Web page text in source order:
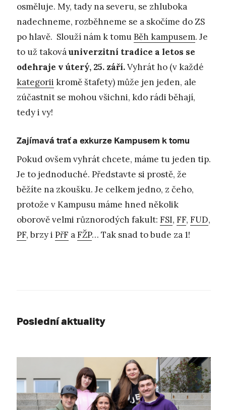
osměluje. My, tady na severu, se zhluboka
nadechneme, rozběhneme se a skočíme do ZS
po hlavě. Slouží nám k tomuBěh kampusem. Je
to už takováuniverzitní tradice a letos se
odehraje v úterý, 25. září.Vyhrát ho (v každé
kategorii kromě štafety) může jen jeden, ale
zúčastnit se mohou všichni, kdo rádi běhají,
tedy i vy!
Zajímavá trať a exkurze Kampusem k tomu
Pokud ovšem vyhrát chcete, máme tu jeden tip.
Je to jednoduché. Představte si prostě, že
běžíte na zkoušku. Je celkem jedno, z čeho,
protože v Kampusu máme hned několik
oborově velmi různorodých fakult: FSI, FF, FUD,
PF, brzy i PřF aFŽP… Tak snad to bude za 1!
Poslední aktuality